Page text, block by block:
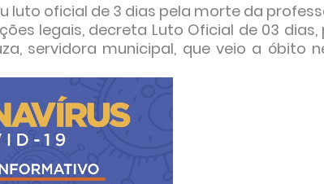
luto oficial de 3 dias pela morte da
legais, decreta Luto Oficial de 03 dias,
servidora municipal, que veio a óbito